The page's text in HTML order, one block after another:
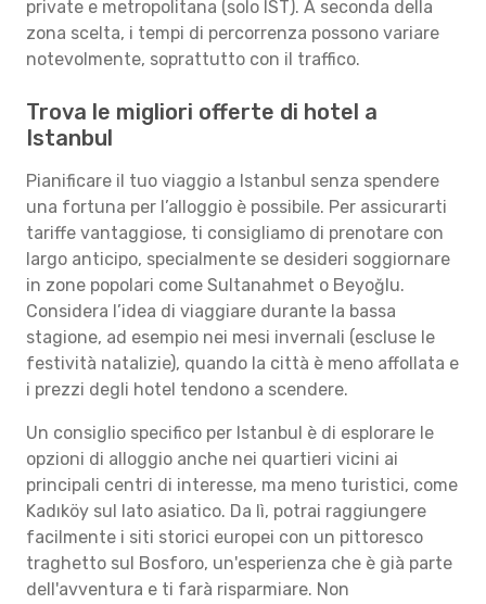
private e metropolitana (solo IST). A seconda della
zona scelta, i tempi di percorrenza possono variare
notevolmente, soprattutto con il traffico.
Trova le migliori offerte di hotel a
Istanbul
Pianificare il tuo viaggio a Istanbul senza spendere
una fortuna per l’alloggio è possibile. Per assicurarti
tariffe vantaggiose, ti consigliamo di prenotare con
largo anticipo, specialmente se desideri soggiornare
in zone popolari come Sultanahmet o Beyoğlu.
Considera l’idea di viaggiare durante la bassa
stagione, ad esempio nei mesi invernali (escluse le
festività natalizie), quando la città è meno affollata e
i prezzi degli hotel tendono a scendere.
Un consiglio specifico per Istanbul è di esplorare le
opzioni di alloggio anche nei quartieri vicini ai
principali centri di interesse, ma meno turistici, come
Kadıköy sul lato asiatico. Da lì, potrai raggiungere
facilmente i siti storici europei con un pittoresco
traghetto sul Bosforo, un'esperienza che è già parte
dell'avventura e ti farà risparmiare. Non